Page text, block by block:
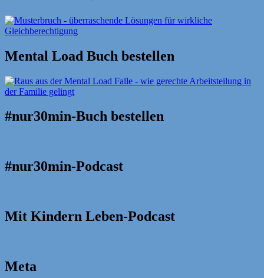
Mental Load Buch bestellen
#nur30min-Buch bestellen
#nur30min-Podcast
Mit Kindern Leben-Podcast
Meta